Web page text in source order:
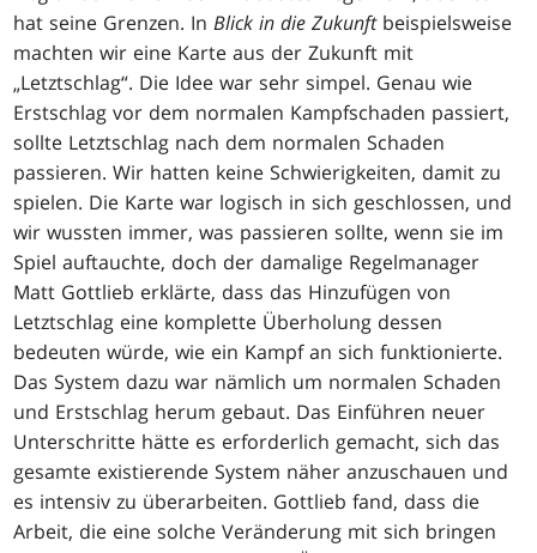
hat seine Grenzen. InBlick in die Zukunftbeispielsweise
machten wir eine Karte aus der Zukunft mit
„Letztschlag“. Die Idee war sehr simpel. Genau wie
Erstschlag vor dem normalen Kampfschaden passiert,
sollte Letztschlag nach dem normalen Schaden
passieren. Wir hatten keine Schwierigkeiten, damit zu
spielen. Die Karte war logisch in sich geschlossen, und
wir wussten immer, was passieren sollte, wenn sie im
Spiel auftauchte, doch der damalige Regelmanager
Matt Gottlieb erklärte, dass das Hinzufügen von
Letztschlag eine komplette Überholung dessen
bedeuten würde, wie ein Kampf an sich funktionierte.
Das System dazu war nämlich um normalen Schaden
und Erstschlag herum gebaut. Das Einführen neuer
Unterschritte hätte es erforderlich gemacht, sich das
gesamte existierende System näher anzuschauen und
es intensiv zu überarbeiten. Gottlieb fand, dass die
Arbeit, die eine solche Veränderung mit sich bringen